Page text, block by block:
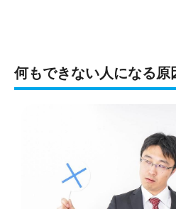
何もできない人になる原